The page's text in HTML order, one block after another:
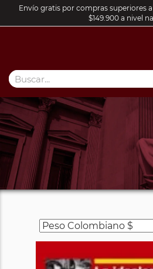
Envío gratis por compras superiores
$149.900 a nivel